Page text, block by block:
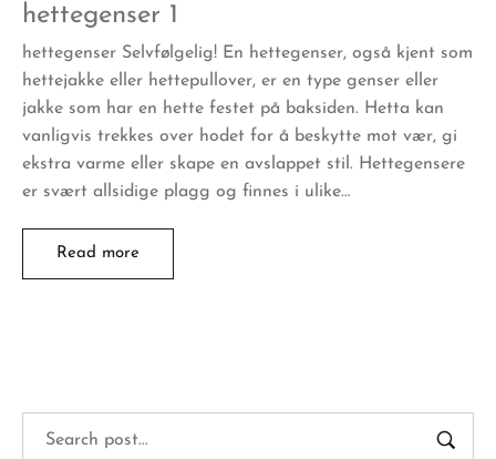
hettegenser 1
hettegenser Selvfølgelig! En hettegenser, også kjent som
hettejakke eller hettepullover, er en type genser eller
jakke som har en hette festet på baksiden. Hetta kan
vanligvis trekkes over hodet for å beskytte mot vær, gi
ekstra varme eller skape en avslappet stil. Hettegensere
er svært allsidige plagg og finnes i ulike…
Read more